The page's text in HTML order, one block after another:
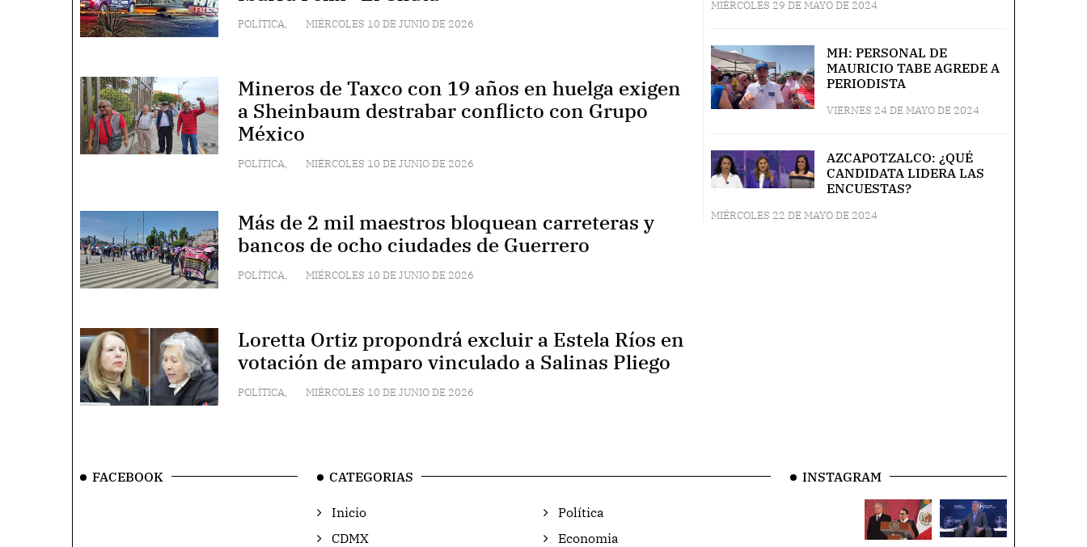
POLÍTICA, MIÉRCOLES 10 DE JUNIO DE 2026
Mineros de Taxco con 19 años en huelga exigen
a Sheinbaum destrabar conflicto con Grupo
México
POLÍTICA, MIÉRCOLES 10 DE JUNIO DE 2026
Más de 2 mil maestros bloquean carreteras y
bancos de ocho ciudades de Guerrero
POLÍTICA, MIÉRCOLES 10 DE JUNIO DE 2026
Loretta Ortiz propondrá excluir a Estela Ríos en
votación de amparo vinculado a Salinas Pliego
POLÍTICA, MIÉRCOLES 10 DE JUNIO DE 2026
MIÉRCOLES 29 DE MAYO DE 2024
MH: PERSONAL DE
MAURICIO TABE AGREDE A
PERIODISTA
VIERNES 24 DE MAYO DE 2024
AZCAPOTZALCO: ¿QUÉ
CANDIDATA LIDERA LAS
ENCUESTAS?
MIÉRCOLES 22 DE MAYO DE 2024
FACEBOOK CATEGORIAS
Inicio
Política
CDMX
Economia
INSTAGRAM